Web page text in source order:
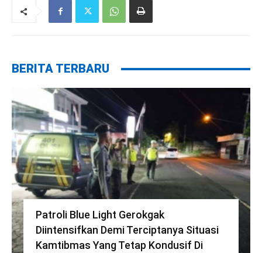
BERITA TERBARU
Patroli Blue Light Gerokgak
Diintensifkan Demi Terciptanya Situasi
Kamtibmas Yang Tetap Kondusif Di